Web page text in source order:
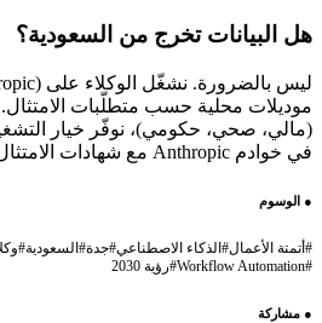
هل البيانات تخرج من السعودية؟
موديلات محلية حسب متطلّبات
(مالي، صحي، حكومي)، نوفّر خيار التشغيل
في خوادم Anthropic مع شهادات الامتثال.
●الوسوم
أتمتة الأعمال#الذكاء الاصطناعي# جدة#السعودية#
Workflow Automation
#رؤية 2030
●مشاركة